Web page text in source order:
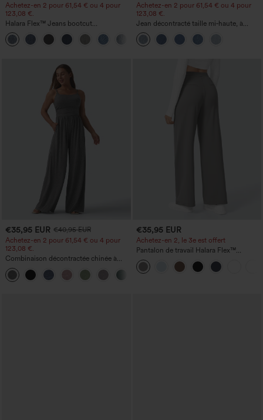
Achetez-en 2 pour 61,54 € ou 4 pour
123,08 €.
Halara Flex™ Jeans bootcut
décontractés taille haute, effet délavé,
avec poches
+5
Achetez-en 2 pour 61,54 € ou 4 pour
123,08 €.
Jean décontracté taille mi‑haute, à
cordon de serrage, avec poches
€35,95 EUR €40,95 EUR
Achetez-en 2 pour 61,54 € ou 4 pour
123,08 €.
Combinaison décontractée chinée à
bretelles réglables, fronces et jambes
larges, avec poches — facile comme
tout
+10
€35,95 EUR
Achetez-en 2, le 3e est offert
Pantalon de travail Halara Flex™
DayStretch à taille haute, avec poches et
coupe droite